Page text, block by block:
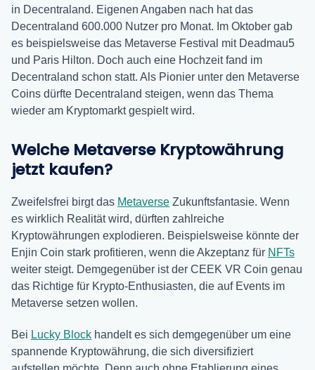
in Decentraland. Eigenen Angaben nach hat das
Decentraland 600.000 Nutzer pro Monat. Im Oktober gab
es beispielsweise das Metaverse Festival mit Deadmau5
und Paris Hilton. Doch auch eine Hochzeit fand im
Decentraland schon statt. Als Pionier unter den Metaverse
Coins dürfte Decentraland steigen, wenn das Thema
wieder am Kryptomarkt gespielt wird.
Welche Metaverse Kryptowährung
jetzt kaufen?
Zweifelsfrei birgt das Metaverse Zukunftsfantasie. Wenn
es wirklich Realität wird, dürften zahlreiche
Kryptowährungen explodieren. Beispielsweise könnte der
Enjin Coin stark profitieren, wenn die Akzeptanz für NFTs
weiter steigt. Demgegenüber ist der CEEK VR Coin genau
das Richtige für Krypto-Enthusiasten, die auf Events im
Metaverse setzen wollen.
Bei Lucky Block handelt es sich demgegenüber um eine
spannende Kryptowährung, die sich diversifiziert